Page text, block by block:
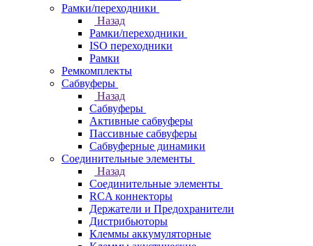
Рамки/переходники
Назад
Рамки/переходники
ISO переходники
Рамки
Ремкомплекты
Сабвуферы
Назад
Сабвуферы
Активные сабвуферы
Пассивные сабвуферы
Сабвуферные динамики
Соединительные элементы
Назад
Соединительные элементы
RCA коннекторы
Держатели и Предохранители
Дистрибьюторы
Клеммы аккумуляторные